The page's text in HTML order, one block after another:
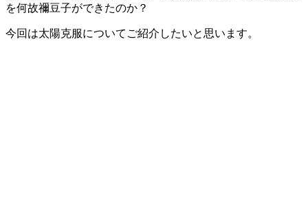
を何故禰豆子ができたのか？
今回は太陽克服についてご紹介したいと思います。